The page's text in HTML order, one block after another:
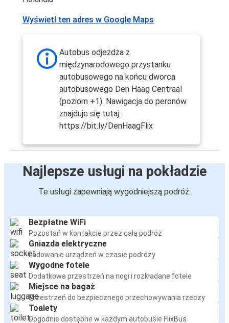
Wyświetl ten adres w Google Maps
Autobus odjeżdża z
międzynarodowego przystanku
autobusowego na końcu dworca
autobusowego Den Haag Centraal
(poziom +1). Nawigacja do peronów
znajduje się tutaj:
https://bit.ly/DenHaagFlix
Najlepsze usługi na pokładzie
Te usługi zapewniają wygodniejszą podróż:
Bezpłatne WiFi
Pozostań w kontakcie przez całą podróż
Gniazda elektryczne
Ładowanie urządzeń w czasie podróży
Wygodne fotele
Dodatkowa przestrzeń na nogi i rozkładane fotele
Miejsce na bagaż
Przestrzeń do bezpiecznego przechowywania rzeczy
Toalety
Dogodnie dostępne w każdym autobusie FlixBus